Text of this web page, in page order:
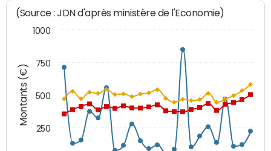
Montants (€)
(Source : JDN d'après ministère de l'Economie)
250
500
750
1000